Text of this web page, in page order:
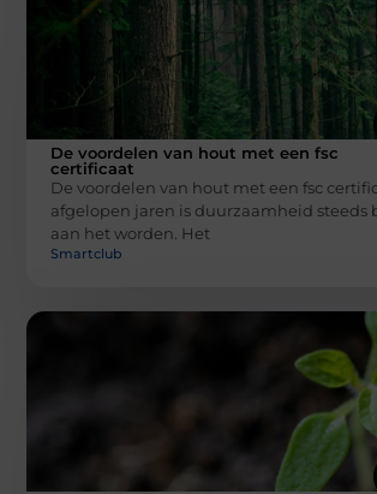
De voordelen van hout met een fsc
certificaat
De voordelen van hout met een fsc
afgelopen jaren is duurzaamheid steeds
aan het worden. Het
Smartclub